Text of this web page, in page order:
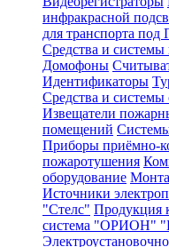
инфракрасной
для транспорта
Средства и системы
Домофоны
Идентификаторы
Средства и
Извещатели
помещений
Приборы приёмно-
пожаротушения
оборудование
Источники
"Стелс" Продукция
система "ОРИОН"